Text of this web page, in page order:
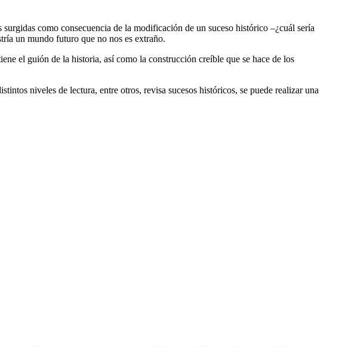
como consecuencia de la modificación de un suceso histórico –¿cuál sería
un mundo futuro que no nos es extraño.
el guión de la historia, así como la construcción creíble que se hace de los
niveles de lectura, entre otros, revisa sucesos históricos, se puede realizar una